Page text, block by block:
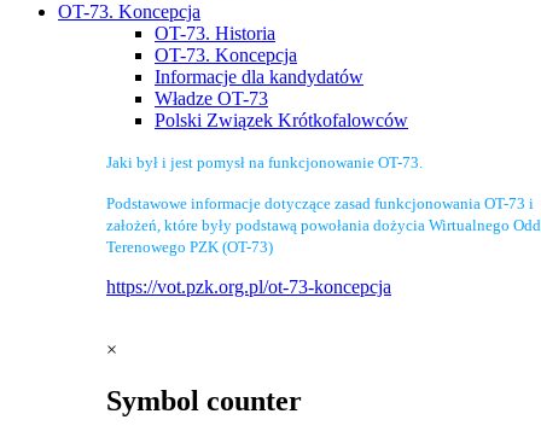
OT-73. Koncepcja
OT-73. Historia
OT-73. Koncepcja
Informacje dla kandydatów
Władze OT-73
Polski Związek Krótkofalowców
Jaki był i jest pomysł na funkcjonowanie OT-73.
Podstawowe informacje dotyczące zasad funkcjonowania OT-73 i
założeń, które były podstawą powołania dożycia Wirtualnego
Terenowego PZK (OT-73)
https://vot.pzk.org.pl/ot-73-koncepcja
×
Symbol counter